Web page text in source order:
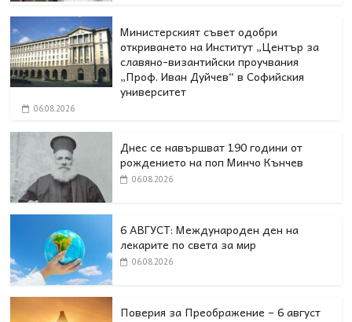
Министерският съвет одобри
откриването на Институт „Център за
славяно-византийски проучвания
„Проф. Иван Дуйчев“ в Софийския
университет
06.08.2026
Днес се навършват 190 години от
рождението на поп Минчо Кънчев
06.08.2026
6 АВГУСТ: Международен ден на
лекарите по света за мир
06.08.2026
Поверия за Преображение – 6 август